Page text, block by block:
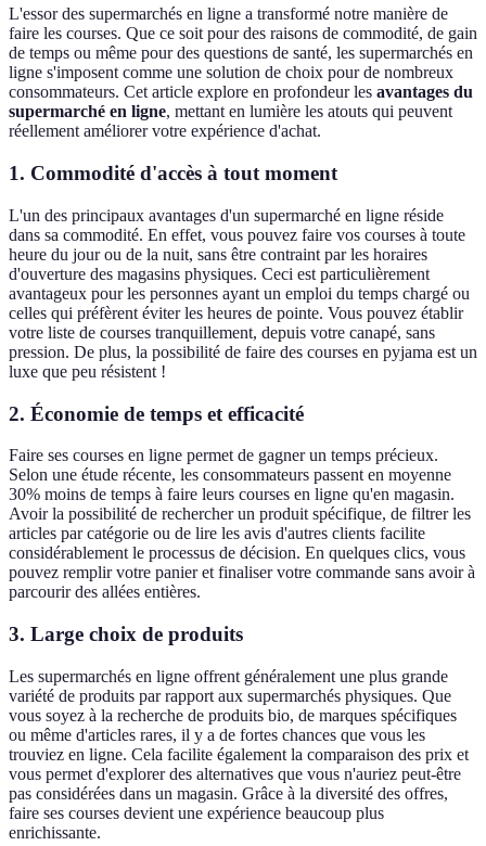
L'essor des supermarchés en ligne a transformé notre manière de
faire les courses. Que ce soit pour des raisons de commodité, de gain
de temps ou même pour des questions de santé, les supermarchés en
ligne s'imposent comme une solution de choix pour de nombreux
consommateurs. Cet article explore en profondeur les avantages du
supermarché en ligne, mettant en lumière les atouts qui peuvent
réellement améliorer votre expérience d'achat.
1. Commodité d'accès à tout moment
L'un des principaux avantages d'un supermarché en ligne réside
dans sa commodité. En effet, vous pouvez faire vos courses à toute
heure du jour ou de la nuit, sans être contraint par les horaires
d'ouverture des magasins physiques. Ceci est particulièrement
avantageux pour les personnes ayant un emploi du temps chargé ou
celles qui préfèrent éviter les heures de pointe. Vous pouvez établir
votre liste de courses tranquillement, depuis votre canapé, sans
pression. De plus, la possibilité de faire des courses en pyjama est un
luxe que peu résistent !
2. Économie de temps et efficacité
Faire ses courses en ligne permet de gagner un temps précieux.
Selon une étude récente, les consommateurs passent en moyenne
30% moins de temps à faire leurs courses en ligne qu'en magasin.
Avoir la possibilité de rechercher un produit spécifique, de filtrer les
articles par catégorie ou de lire les avis d'autres clients facilite
considérablement le processus de décision. En quelques clics, vous
pouvez remplir votre panier et finaliser votre commande sans avoir à
parcourir des allées entières.
3. Large choix de produits
Les supermarchés en ligne offrent généralement une plus grande
variété de produits par rapport aux supermarchés physiques. Que
vous soyez à la recherche de produits bio, de marques spécifiques
ou même d'articles rares, il y a de fortes chances que vous les
trouviez en ligne. Cela facilite également la comparaison des prix et
vous permet d'explorer des alternatives que vous n'auriez peut-être
pas considérées dans un magasin. Grâce à la diversité des offres,
faire ses courses devient une expérience beaucoup plus
enrichissante.